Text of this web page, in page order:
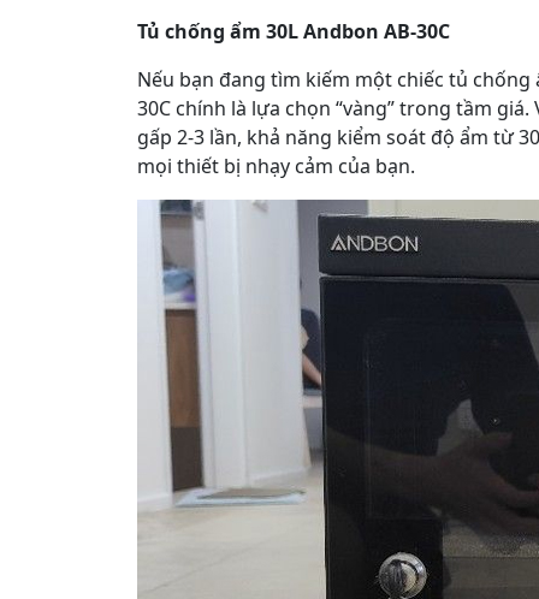
Tủ chống ẩm 30L Andbon AB-30C
Nếu bạn đang tìm kiếm một chiếc tủ
30C chính là lựa chọn “vàng” trong tầm
gấp 2-3 lần, khả năng kiểm soát độ ẩm từ
mọi thiết bị nhạy cảm của bạn.